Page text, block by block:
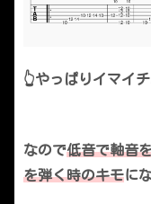
👆やっぱりイマイ
なので低音で軸音
を弾く時のキモに